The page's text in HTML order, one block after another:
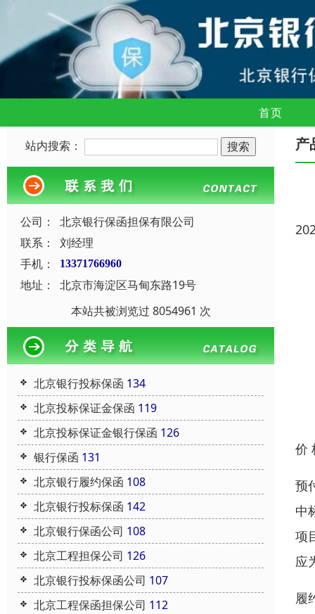
首页
站内搜索：
公司：
北京银行保函担保有限公司
联系：
刘经理
手机：
13371766960
地址：
北京市海淀区马甸东路19号
本站共被浏览过 8054961 次
北京银行投标保函 134
北京投标保证金保函 119
北京投标保证金银行保函 126
银行保函 131
北京银行履约保函 108
北京银行投标保函 142
北京银行保函公司 108
北京工程担保公司 126
北京银行投标保函公司 107
北京工程保函担保公司 112
产
价
预
中
项
应
履